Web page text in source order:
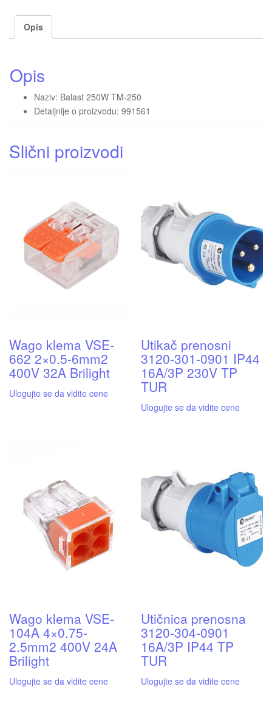
Opis
Opis
Naziv: Balast 250W TM-250
Detaljnije o proizvodu: 991561
Slični proizvodi
Wago klema VSE-
662 2×0.5-6mm2
400V 32A Brilight
Ulogujte se da vidite cene
Utikač prenosni
3120-301-0901 IP44
16A/3P 230V TP
TUR
Ulogujte se da vidite cene
Wago klema VSE-
104A 4×0.75-
2.5mm2 400V 24A
Brilight
Ulogujte se da vidite cene
Utičnica prenosna
3120-304-0901
16A/3P IP44 TP
TUR
Ulogujte se da vidite cene